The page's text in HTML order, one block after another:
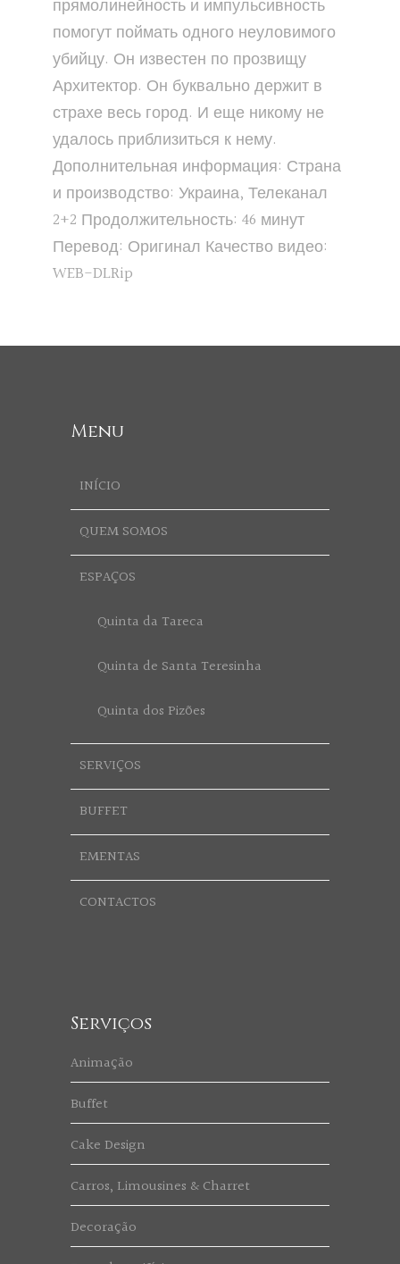
прямолинейность и импульсивность
помогут поймать одного неуловимого
убийцу. Он известен по прозвищу
Архитектор. Он буквально держит в
страхе весь город. И еще никому не
удалось приблизиться к нему.
Дополнительная информация: Страна
и производство: Украина, Телеканал
2+2 Продолжительность: 46 минут
Перевод: Оригинал Качество видео:
WEB-DLRip
Menu
INÍCIO
QUEM SOMOS
ESPAÇOS
Quinta da Tareca
Quinta de Santa Teresinha
Quinta dos Pizões
SERVIÇOS
BUFFET
EMENTAS
CONTACTOS
Serviços
Animação
Buffet
Cake Design
Carros, Limousines & Charret
Decoração